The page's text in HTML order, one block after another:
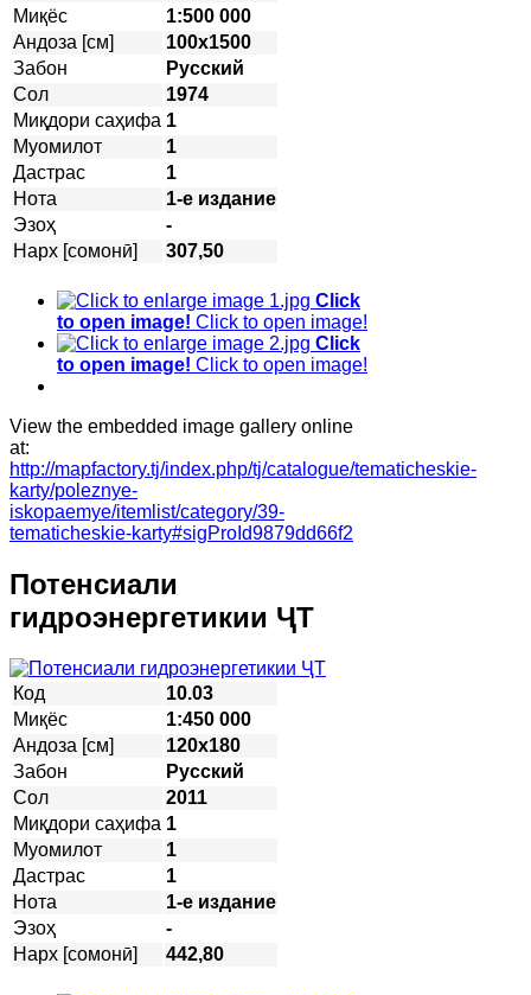
Миқёс
1:500 000
Андоза [см]
100х1500
Забон
Русский
Сол
1974
Миқдори саҳифа 1
Муомилот
1
Дастрас
1
Нота
1-е издание
Эзоҳ
-
Нарх [сомонӣ]
307,50
Click
to open image! Click to open image!
Click
to open image! Click to open image!
View the embedded image gallery online
at:
http://mapfactory.tj/index.php/tj/catalogue/tematicheskie-
karty/poleznye-
iskopaemye/itemlist/category/39-
tematicheskie-karty#sigProId9879dd66f2
Потенсиали
гидроэнергетикии ҶТ
Код
10.03
Миқёс
1:450 000
Андоза [см]
120х180
Забон
Русский
Сол
2011
Миқдори саҳифа 1
Муомилот
1
Дастрас
1
Нота
1-е издание
Эзоҳ
-
Нарх [сомонӣ]
442,80